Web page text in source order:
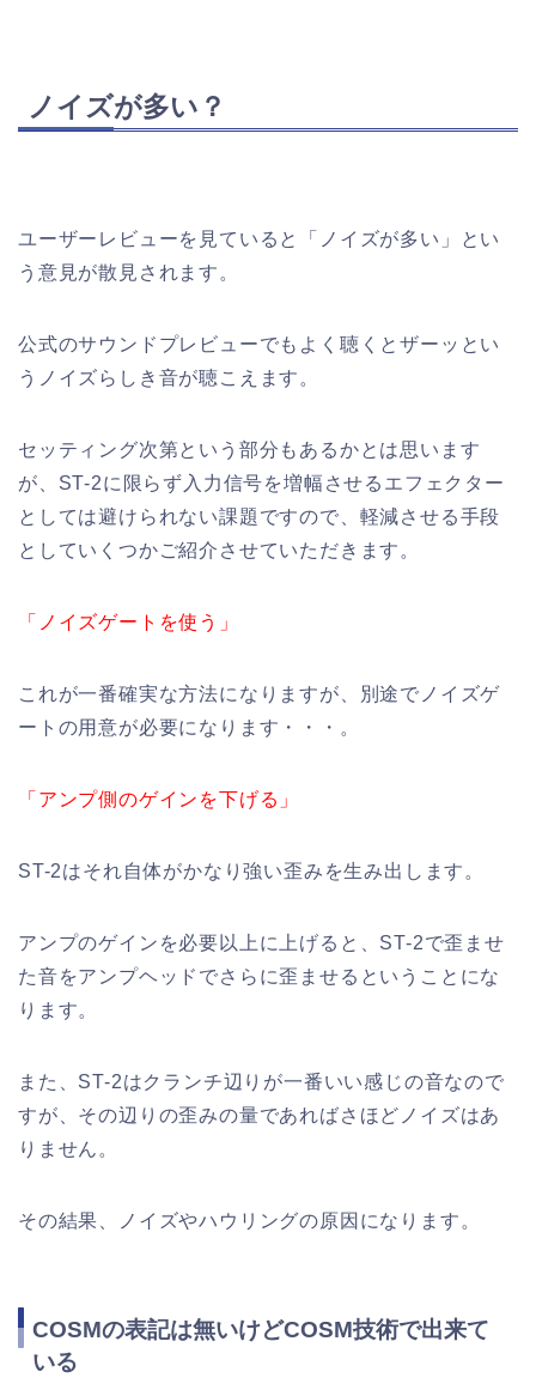
ノイズが多い？
ユーザーレビューを見ていると「ノイズが多い」とい
う意見が散見されます。
公式のサウンドプレビューでもよく聴くとザーッとい
うノイズらしき音が聴こえます。
セッティング次第という部分もあるかとは思います
が、ST-2に限らず入力信号を増幅させるエフェクター
としては避けられない課題ですので、軽減させる手段
としていくつかご紹介させていただきます。
「ノイズゲートを使う」
これが一番確実な方法になりますが、別途でノイズゲ
ートの用意が必要になります・・・。
「アンプ側のゲインを下げる」
ST-2はそれ自体がかなり強い歪みを生み出します。
アンプのゲインを必要以上に上げると、ST-2で歪ませ
た音をアンプヘッドでさらに歪ませるということにな
ります。
また、ST-2はクランチ辺りが一番いい感じの音なので
すが、その辺りの歪みの量であればさほどノイズはあ
りません。
その結果、ノイズやハウリングの原因になります。
COSMの表記は無いけどCOSM技術で出来て
いる